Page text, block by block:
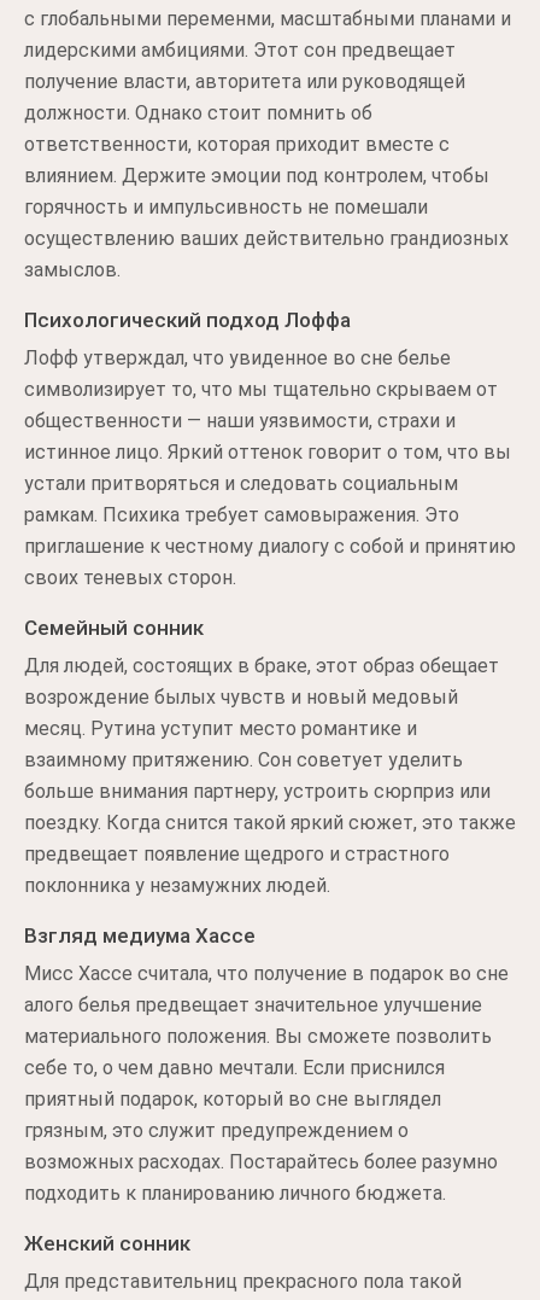
с глобальными переменми, масштабными планами и
лидерскими амбициями. Этот сон предвещает
получение власти, авторитета или руководящей
должности. Однако стоит помнить об
ответственности, которая приходит вместе с
влиянием. Держите эмоции под контролем, чтобы
горячность и импульсивность не помешали
осуществлению ваших действительно грандиозных
замыслов.
Психологический подход Лоффа
Лофф утверждал, что увиденное во сне белье
символизирует то, что мы тщательно скрываем от
общественности — наши уязвимости, страхи и
истинное лицо. Яркий оттенок говорит о том, что вы
устали притворяться и следовать социальным
рамкам. Психика требует самовыражения. Это
приглашение к честному диалогу с собой и принятию
своих теневых сторон.
Семейный сонник
Для людей, состоящих в браке, этот образ обещает
возрождение былых чувств и новый медовый
месяц. Рутина уступит место романтике и
взаимному притяжению. Сон советует уделить
больше внимания партнеру, устроить сюрприз или
поездку. Когда снится такой яркий сюжет, это также
предвещает появление щедрого и страстного
поклонника у незамужних людей.
Взгляд медиума Хассе
Мисс Хассе считала, что получение в подарок во сне
алого белья предвещает значительное улучшение
материального положения. Вы сможете позволить
себе то, о чем давно мечтали. Если приснился
приятный подарок, который во сне выглядел
грязным, это служит предупреждением о
возможных расходах. Постарайтесь более разумно
подходить к планированию личного бюджета.
Женский сонник
Для представительниц прекрасного пола такой